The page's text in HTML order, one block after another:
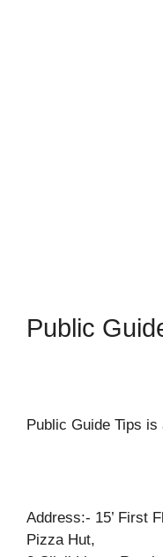
Public
Public Guide Tips
Address:- 15’ First
Pizza Hut,